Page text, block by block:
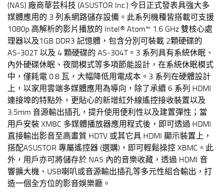
(NAS) 廠商華芸科技 (ASUSTOR Inc.) 今日正式發表具強大多
媒體應用的 3 列系網路儲存設備。此系列機種皆搭載可支援
1080p 高解析的影片播放的 Intel® Atom™ 1.6 GHz 雙核心處
理器以及1GB DDR3 記憶體，包含分別可裝載 2顆硬碟的
AS-302T 以及 4 顆硬碟的 AS-304T。3 系列具有系統休眠、
內外硬碟休眠、夜間模式等多項節能設計，在系統休眠模式
中，僅耗電 0.8 瓦，大幅降低用電成本。3 系列在硬體設計
上，以家用雲端多媒體應用為導向，除了承續 6 系列 HDMI
連接埠的特點外，更貼心的新增紅外線遙控接收裝置以及
3.5mm 音源輸出插孔，提升使用便利性以及建置彈性；當
用戶安裝 XMBC 多媒體播放器應用程式後，即可透過 HDMI
直接輸出影音至高畫質 HDTV 或其它具 HDMI 顯示裝置上，
搭配ASUSTOR 專屬遙控器 (選購)，即可輕鬆操控 XBMC。此
外，用戶亦可將儲存於 NAS 內的音樂收藏，透過 HDMI 音
響擴大機、USB喇叭或音源輸出插孔等多元性組合輸出，打
造一個全方位的影音娛樂廳。